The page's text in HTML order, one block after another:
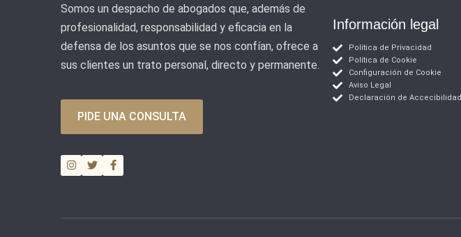
Somos un despacho de abogados que, además de
profesionalidad, responsabilidad y eficacia en la
defensa de los asuntos que se nos confían, ofrece a
sus clientes un trato personal, directo y permanente.
PIDE UNA CONSULTA
Información legal
Política de Privacidad
Política de Cookie
Configuración de Cookie
Aviso Legal
Declaración de Accecibilidad